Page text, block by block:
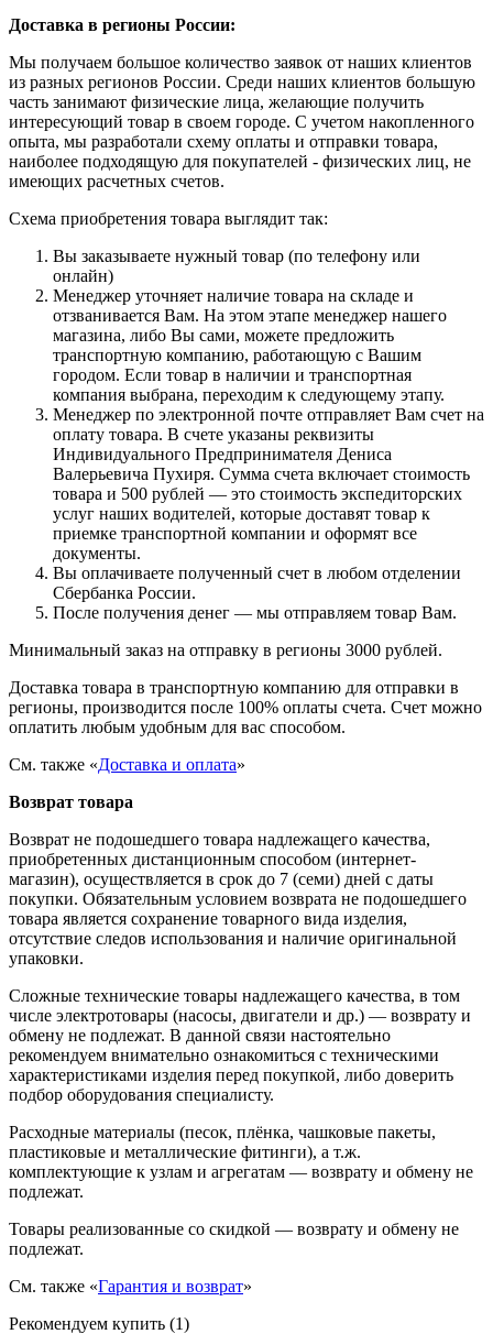
Доставка в регионы России:
Мы получаем большое количество заявок от наших клиентов
из разных регионов России. Среди наших клиентов большую
часть занимают физические лица, желающие получить
интересующий товар в своем городе. С учетом накопленного
опыта, мы разработали схему оплаты и отправки товара,
наиболее подходящую для покупателей - физических лиц, не
имеющих расчетных счетов.
Схема приобретения товара выглядит так:
Вы заказываете нужный товар (по телефону или
онлайн)
Менеджер уточняет наличие товара на складе и
отзванивается Вам. На этом этапе менеджер нашего
магазина, либо Вы сами, можете предложить
транспортную компанию, работающую с Вашим
городом. Если товар в наличии и транспортная
компания выбрана, переходим к следующему этапу.
Менеджер по электронной почте отправляет Вам счет на
оплату товара. В счете указаны реквизиты
Индивидуального Предпринимателя Дениса
Валерьевича Пухиря. Сумма счета включает стоимость
товара и 500 рублей — это стоимость экспедиторских
услуг наших водителей, которые доставят товар к
приемке транспортной компании и оформят все
документы.
Вы оплачиваете полученный счет в любом отделении
Сбербанка России.
После получения денег — мы отправляем товар Вам.
Минимальный заказ на отправку в регионы 3000 рублей.
Доставка товара в транспортную компанию для отправки в
регионы, производится после 100% оплаты счета. Счет можно
оплатить любым удобным для вас способом.
См. также «Доставка и оплата»
Возврат товара
Возврат не подошедшего товара надлежащего качества,
приобретенных дистанционным способом (интернет-
магазин), осуществляется в срок до 7 (семи) дней с даты
покупки. Обязательным условием возврата не подошедшего
товара является сохранение товарного вида изделия,
отсутствие следов использования и наличие оригинальной
упаковки.
Сложные технические товары надлежащего качества, в том
числе электротовары (насосы, двигатели и др.) — возврату и
обмену не подлежат. В данной связи настоятельно
рекомендуем внимательно ознакомиться с техническими
характеристиками изделия перед покупкой, либо доверить
подбор оборудования специалисту.
Расходные материалы (песок, плёнка, чашковые пакеты,
пластиковые и металлические фитинги), а т.ж.
комплектующие к узлам и агрегатам — возврату и обмену не
подлежат.
Товары реализованные со скидкой — возврату и обмену не
подлежат.
См. также «Гарантия и возврат»
Рекомендуем купить (1)